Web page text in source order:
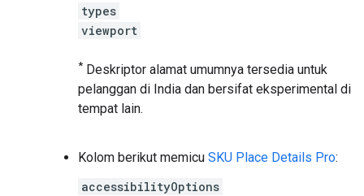
types
viewport
* Deskriptor alamat umumnya tersedia untuk
pelanggan di India dan bersifat eksperimental di
tempat lain.
Kolom berikut memicu SKU Place Details Pro:
accessibilityOptions